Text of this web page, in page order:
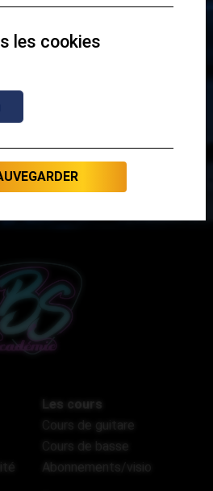
les cookies
Les cours
Cours de guitare
Cours de basse
Abonnements/visio